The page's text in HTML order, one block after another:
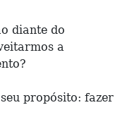
diante do
a
propósito: fazer